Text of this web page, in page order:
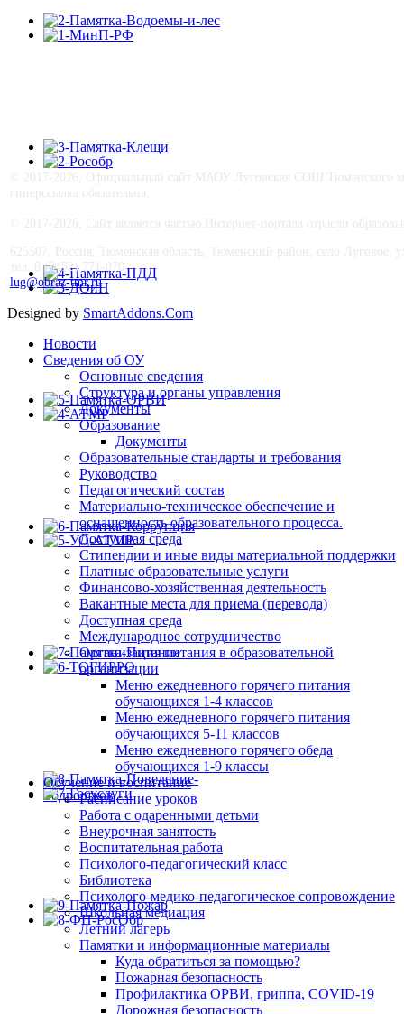
тел. 8 (3452) 771-070
lug@obraz-tmr.ru
Designed by SmartAddons.Com
Новости
Сведения об ОУ
Основные сведения
Структура и органы управления
Документы
Образование
Документы
Образовательные стандарты и требования
Руководство
Педагогический состав
Материально-техническое обеспечение и
оснащенность образовательного процесса.
Доступная среда
Стипендии и иные виды материальной поддержки
Платные образовательные услуги
Финансово-хозяйственная деятельность
Вакантные места для приема (перевода)
Доступная среда
Международное сотрудничество
Организация питания в образовательной
организации
Меню ежедневного горячего питания
обучающихся 1-4 классов
Меню ежедневного горячего питания
обучающихся 5-11 классов
Меню ежедневного горячего обеда
обучающихся 1-9 классы
Обучение и воспитание
Расписание уроков
Работа с одаренными детьми
Внеурочная занятость
Воспитательная работа
Психолого-педагогический класс
Библиотека
Психолого-медико-педагогическое сопровождение
Школьная медиация
Летний лагерь
Памятки и информационные материалы
Куда обратиться за помощью?
Пожарная безопасность
Профилактика ОРВИ, гриппа, COVID-19
Дорожная безопасность